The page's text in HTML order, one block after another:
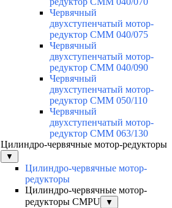
Червячный
двухступенчатый мотор-
редуктор CMM 040/075
Червячный
двухступенчатый мотор-
редуктор CMM 040/090
Червячный
двухступенчатый мотор-
редуктор CMM 050/110
Червячный
двухступенчатый мотор-
редуктор CMM 063/130
Цилиндро-червячные мотор-редукторы
▼
Цилиндро-червячные мотор-
редукторы
Цилиндро-червячные мотор-
редукторы CMPU
▼